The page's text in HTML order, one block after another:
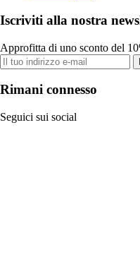
Iscriviti alla nostra
Approfitta di uno sconto del
Rimani connesso
Seguici sui social